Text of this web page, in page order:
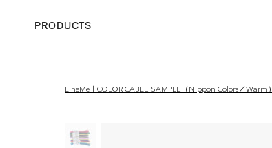
PRODUCTS
LineMe｜COLOR CABLE SAMPLE（Nippon Colors／Warm）